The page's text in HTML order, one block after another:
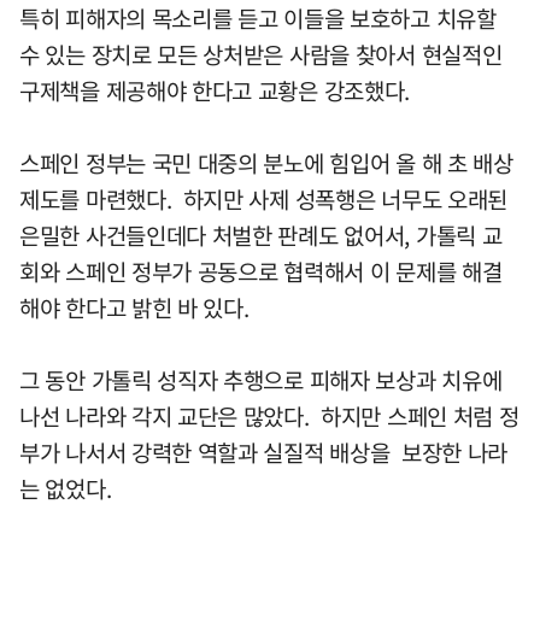
특히 피해자의 목소리를 듣고 이들을 보호하고 치유할
수 있는 장치로 모든 상처받은 사람을 찾아서 현실적인
구제책을 제공해야 한다고 교황은 강조했다.
스페인 정부는 국민 대중의 분노에 힘입어 올 해 초 배상
제도를 마련했다. 하지만 사제 성폭행은 너무도 오래된
은밀한 사건들인데다 처벌한 판례도 없어서, 가톨릭 교
회와 스페인 정부가 공동으로 협력해서 이 문제를 해결
해야 한다고 밝힌 바 있다.
그 동안 가톨릭 성직자 추행으로 피해자 보상과 치유에
나선 나라와 각지 교단은 많았다. 하지만 스페인 처럼 정
부가 나서서 강력한 역할과 실질적 배상을 보장한 나라
는 없었다.